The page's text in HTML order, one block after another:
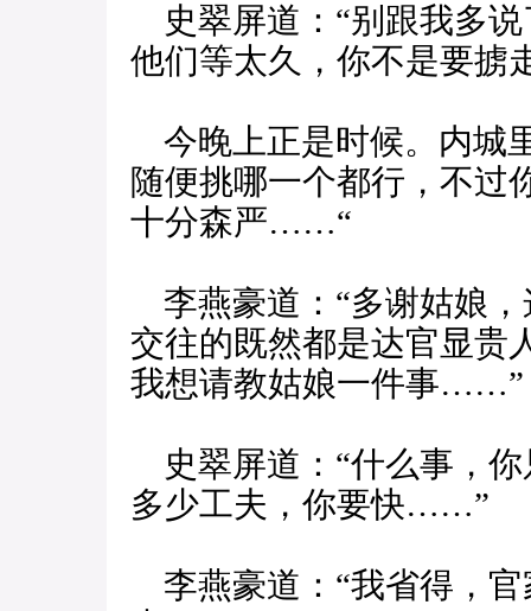
史翠屏道：“别跟我多
他们等太久，你不是要掳
今晚上正是时候。内城
随便挑哪一个都行，不过
十分森严……“
李燕豪道：“多谢姑娘
交往的既然都是达官显贵
我想请教姑娘一件事……”
史翠屏道：“什么事，
多少工夫，你要快……”
李燕豪道：“我省得，